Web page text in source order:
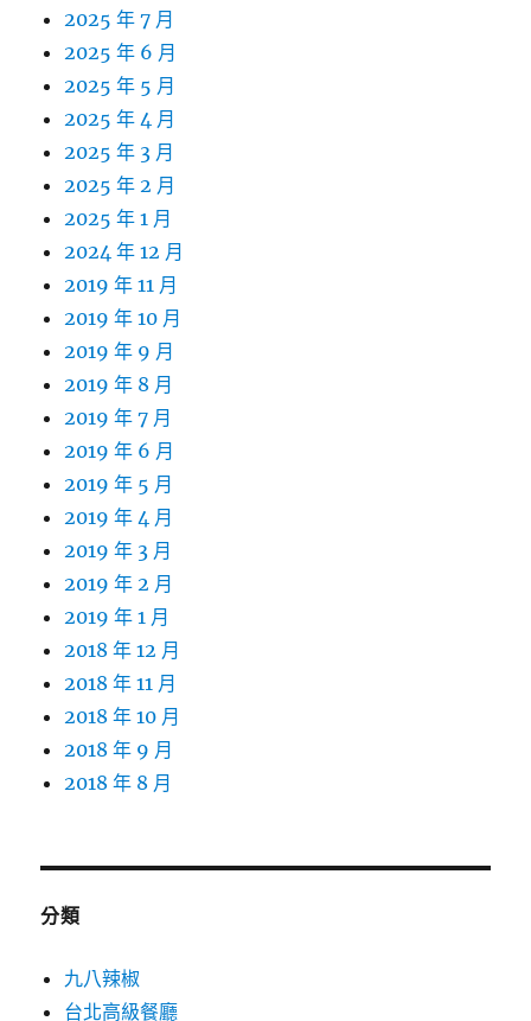
2025 年 7 月
2025 年 6 月
2025 年 5 月
2025 年 4 月
2025 年 3 月
2025 年 2 月
2025 年 1 月
2024 年 12 月
2019 年 11 月
2019 年 10 月
2019 年 9 月
2019 年 8 月
2019 年 7 月
2019 年 6 月
2019 年 5 月
2019 年 4 月
2019 年 3 月
2019 年 2 月
2019 年 1 月
2018 年 12 月
2018 年 11 月
2018 年 10 月
2018 年 9 月
2018 年 8 月
分類
九八辣椒
台北高級餐廳